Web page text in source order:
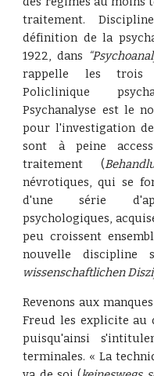
traitement.
définition de la
1922, dans
rappelle les trois
Policlinique
Psychanalyse est le
pour l'investigation
sont à peine
traitement (
névrotiques, qui se
d'une série
psychologiques,
peu croissent
nouvelle discipline
wissenschaftlichen
Revenons aux
Freud les explicite au
puisqu'ainsi
terminales. « La